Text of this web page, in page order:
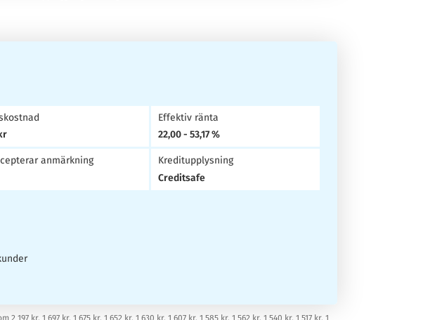
Effektiv ränta
22,00 - 53,17 %
anmärkning
Kreditupplysning
Creditsafe
1 697 kr, 1 675 kr, 1 652 kr, 1 630 kr, 1 607 kr, 1 585 kr, 1 562 kr, 1 540 kr, 1 517 kr, 1